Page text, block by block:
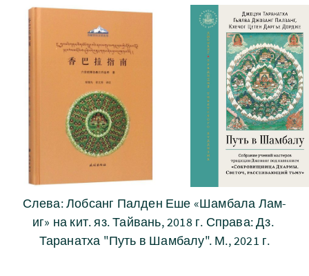
Слева: Лобсанг Палден Еше «Шамбала Лам-
иг» на кит. яз. Тайвань, 2018 г. Справа: Дз.
Таранатха "Путь в Шамбалу". М., 2021 г.